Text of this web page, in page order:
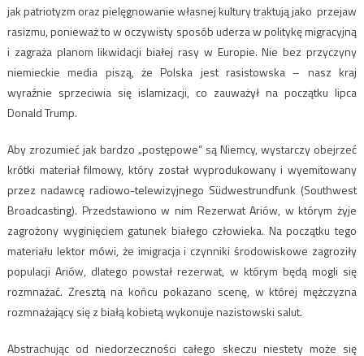
jak patriotyzm oraz pielęgnowanie własnej kultury traktują jako przejaw
rasizmu, ponieważ to w oczywisty sposób uderza w politykę migracyjną
i zagraża planom likwidacji białej rasy w Europie. Nie bez przyczyny
niemieckie media piszą, że Polska jest rasistowska – nasz kraj
wyraźnie sprzeciwia się islamizacji, co zauważył na początku lipca
Donald Trump.
Aby zrozumieć jak bardzo „postępowe” są Niemcy, wystarczy obejrzeć
krótki materiał filmowy, który został wyprodukowany i wyemitowany
przez nadawcę radiowo-telewizyjnego Südwestrundfunk (Southwest
Broadcasting). Przedstawiono w nim Rezerwat Ariów, w którym żyje
zagrożony wyginięciem gatunek białego człowieka. Na początku tego
materiału lektor mówi, że imigracja i czynniki środowiskowe zagroziły
populacji Ariów, dlatego powstał rezerwat, w którym będą mogli się
rozmnażać. Zresztą na końcu pokazano scenę, w której mężczyzna
rozmnażający się z białą kobietą wykonuje nazistowski salut.
Abstrachując od niedorzeczności całego skeczu niestety może się